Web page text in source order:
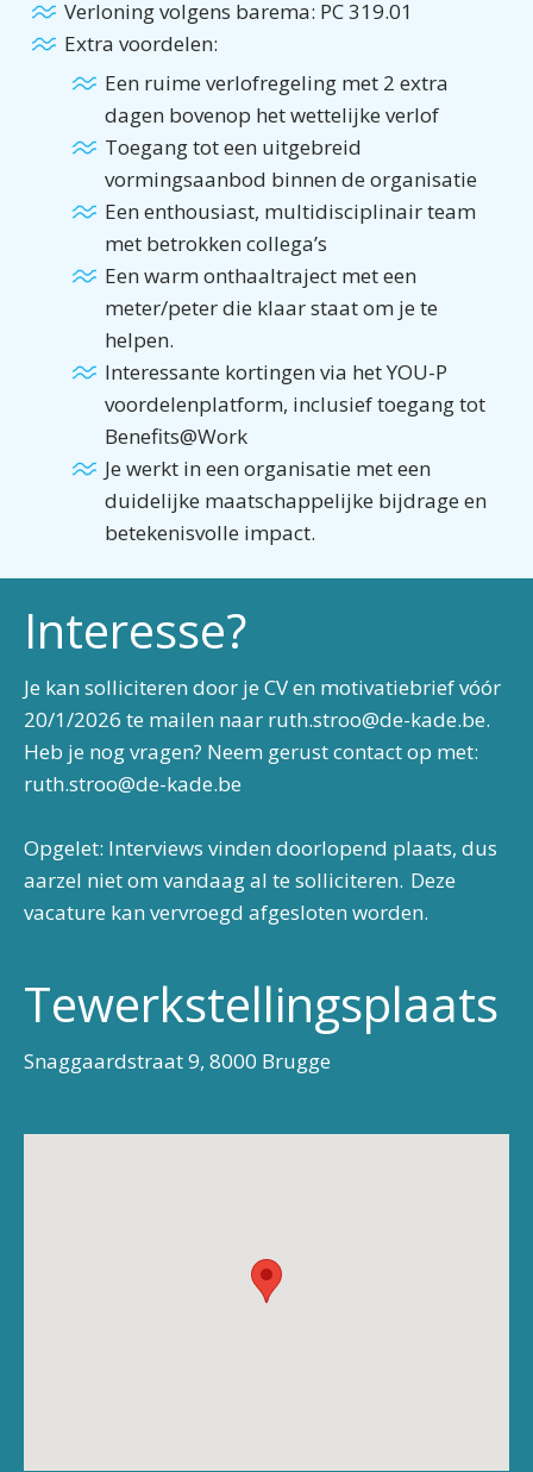
Verloning volgens barema: PC 319.01
Extra voordelen:
Een ruime verlofregeling met 2 extra
dagen bovenop het wettelijke verlof
Toegang tot een uitgebreid
vormingsaanbod binnen de organisatie
Een enthousiast, multidisciplinair team
met betrokken collega’s
Een warm onthaaltraject met een
meter/peter die klaar staat om je te
helpen.
Interessante kortingen via het YOU-P
voordelenplatform, inclusief toegang tot
Benefits@Work
Je werkt in een organisatie met een
duidelijke maatschappelijke bijdrage en
betekenisvolle impact.
Interesse?
Je kan solliciteren door je CV en motivatiebrief vóór
20/1/2026 te mailen naar ruth.stroo@de-kade.be.
Heb je nog vragen? Neem gerust contact op met:
ruth.stroo@de-kade.be
Opgelet: Interviews vinden doorlopend plaats, dus
aarzel niet om vandaag al te solliciteren. Deze
vacature kan vervroegd afgesloten worden.
Tewerkstellingsplaats
Snaggaardstraat 9, 8000 Brugge